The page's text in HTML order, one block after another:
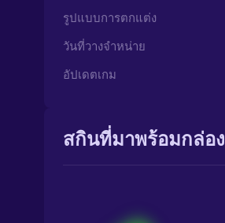
รูปแบบการตกแต่ง
วันที่วางจำหน่าย
อัปเดตเกม
สกินที่มาพร้อมกล่อง